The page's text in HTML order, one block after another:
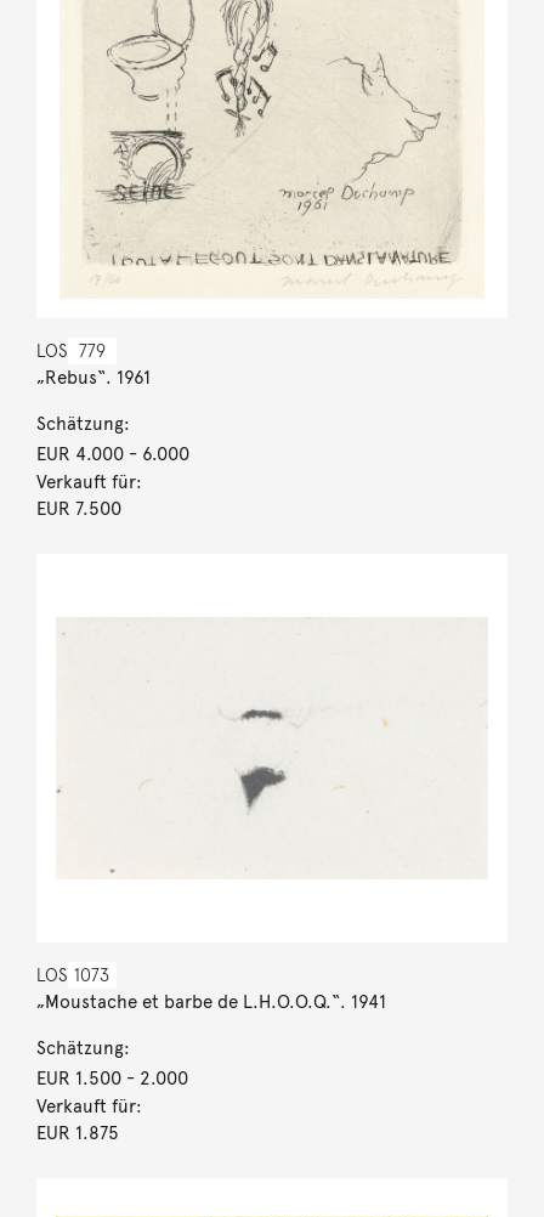
LOS 779
„Rebus“. 1961
Schätzung:
EUR 4.000- 6.000
Verkauft für:
EUR 7.500
LOS 1073
„Moustache et barbe de L.H.O.O.Q.“. 1941
Schätzung:
EUR 1.500- 2.000
Verkauft für:
EUR 1.875